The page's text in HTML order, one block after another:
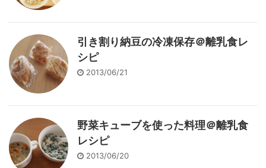
引き割り納豆の冷凍保存＠離乳食レ
シピ
2013/06/21
野菜キューブを使った料理＠離乳食
レシピ
2013/06/20